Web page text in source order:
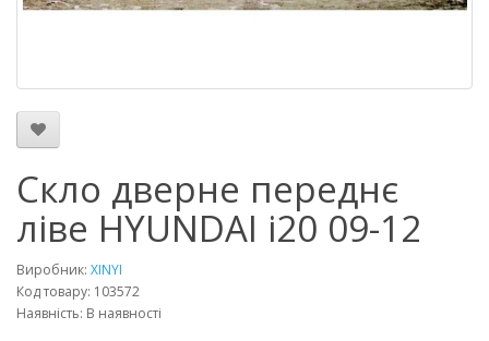
Скло дверне переднє
ліве HYUNDAI i20 09-12
Виробник: XINYI
Код товару: 103572
Наявність: В наявності